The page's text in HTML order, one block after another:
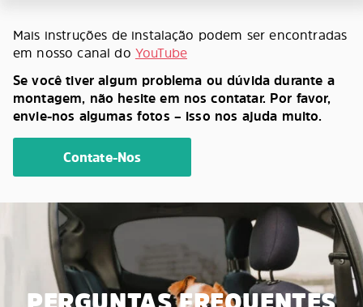
Mais instruções de instalação podem ser encontradas
em nosso canal do YouTube
Se você tiver algum problema ou dúvida durante a
montagem, não hesite em nos contatar. Por favor,
envie-nos algumas fotos – isso nos ajuda muito.
Contate-Nos